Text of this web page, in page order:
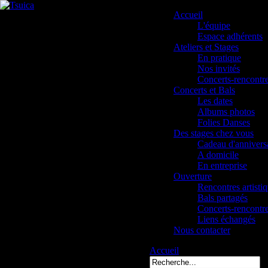
Accueil
L'équipe
Espace adhérents
Ateliers et Stages
En pratique
Nos invités
Concerts-
Concerts et Bals
Les dates
Albums photos
Folies Danses
Des stages chez vous
Cadeau
A domicile
En entreprise
Ouverture
Rencontres
Bals partagés
Concerts-
Liens échangés
Nous contacter
Accueil